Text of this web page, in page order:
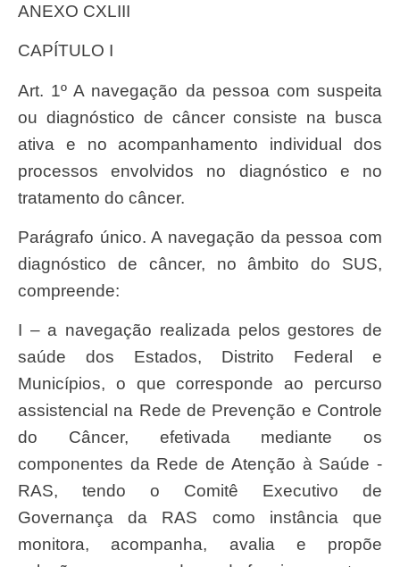
ANEXO CXLIII
CAPÍTULO I
Art. 1º A navegação da pessoa com suspeita
ou diagnóstico de câncer consiste na busca
ativa e no acompanhamento individual dos
processos envolvidos no diagnóstico e no
tratamento do câncer.
Parágrafo único. A navegação da pessoa com
diagnóstico de câncer, no âmbito do SUS,
compreende:
I – a navegação realizada pelos gestores de
saúde dos Estados, Distrito Federal e
Municípios, o que corresponde ao percurso
assistencial na Rede de Prevenção e Controle
do Câncer, efetivada mediante os
componentes da Rede de Atenção à Saúde -
RAS, tendo o Comitê Executivo de
Governança da RAS como instância que
monitora, acompanha, avalia e propõe